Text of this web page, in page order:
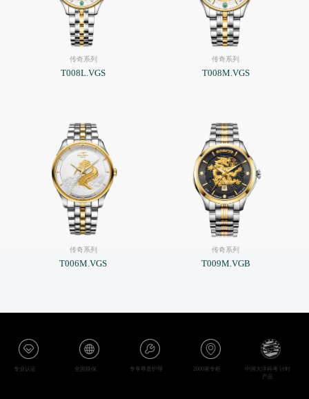
传奇系列
T008L.VGS
传奇系列
T008M.VGS
传奇系列
T006M.VGS
传奇系列
T009M.VGB
专业认证 全国联保 专享尊贵护理 2000家专柜
中国大洋科考 计时
产品